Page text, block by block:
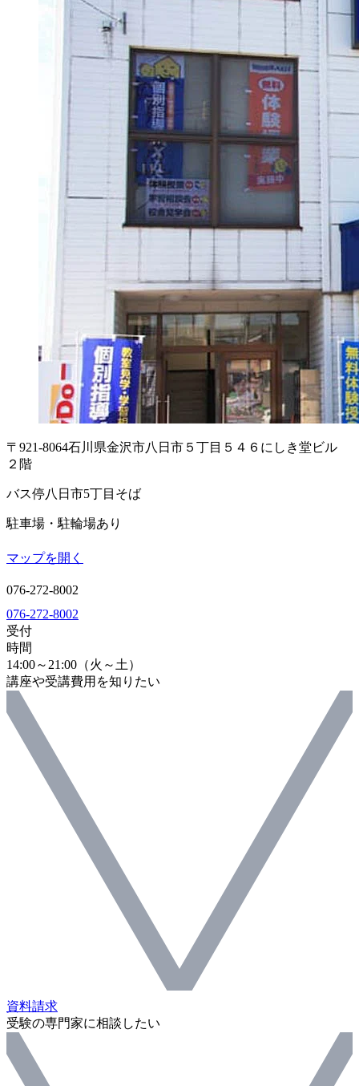
〒921-8064石川県金沢市八日市５丁目５４６ にしき堂ビル
２階
バス停八日市5丁目そば
駐車場・駐輪場あり
マップを開く
076-272-8002
076-272-8002
受付
時間
14:00～21:00（火～土）
講座や受講費用を知りたい
資料請求
受験の専門家に相談したい